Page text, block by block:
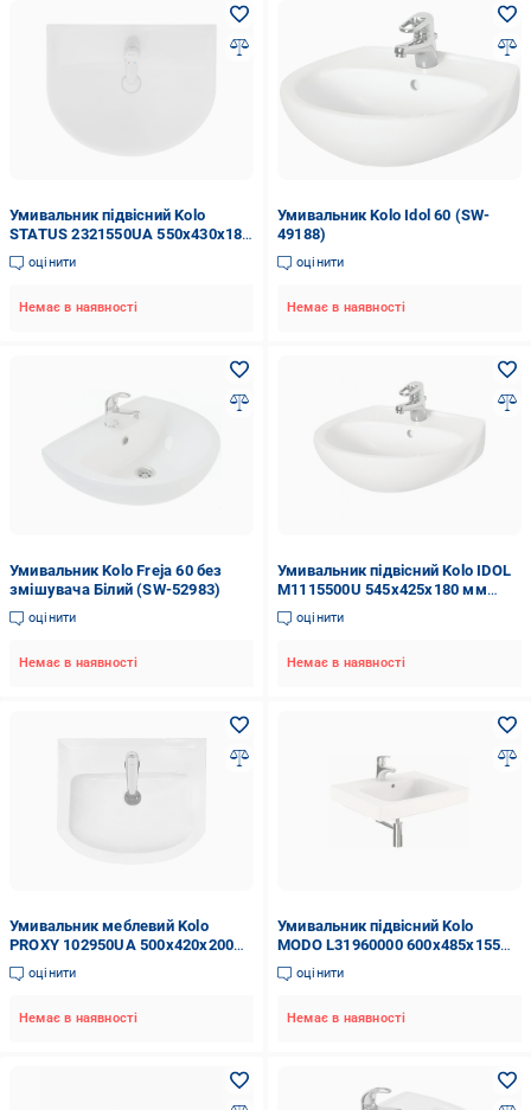
Умивальник підвісний Kolo
STATUS 2321550UA 550x430x180
мм Білий (99125)
оцінити
Немає в наявності
Умивальник Kolo Idol 60 (SW-
49188)
оцінити
Немає в наявності
Умивальник Kolo Freja 60 без
змішувача Білий (SW-52983)
оцінити
Немає в наявності
Умивальник підвісний Kolo IDOL
M1115500U 545x425x180 мм
Білий (68282)
оцінити
Немає в наявності
Умивальник меблевий Kolo
PROXY 102950UA 500x420x200
мм Білий (153787)
оцінити
Немає в наявності
Умивальник підвісний Kolo
MODO L31960000 600x485x155
мм Білий (82130)
оцінити
Немає в наявності